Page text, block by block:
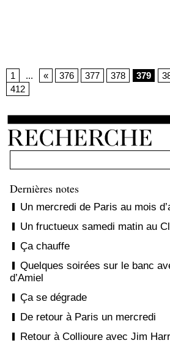
Dernières notes
Un mercredi de Paris au mois
Un fructueux samedi matin au
Ça chauffe
Quelques soirées sur le banc
d’Amiel
Ça se dégrade
De retour à Paris un mercredi
Retour à Collioure avec Jim
1 ... « 376 377 378 379
412